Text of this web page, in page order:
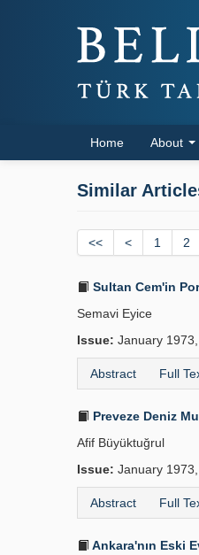
Home About
Similar
<< < 1 2
Sultan Cem'in
Semavi Eyice
Issue: January
Abstract Full
Preveze Deniz
Afif Büyüktuğrul
Issue: January
Abstract Full
Ankara'nın Eski